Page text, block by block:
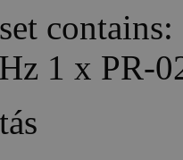
1 x PR-